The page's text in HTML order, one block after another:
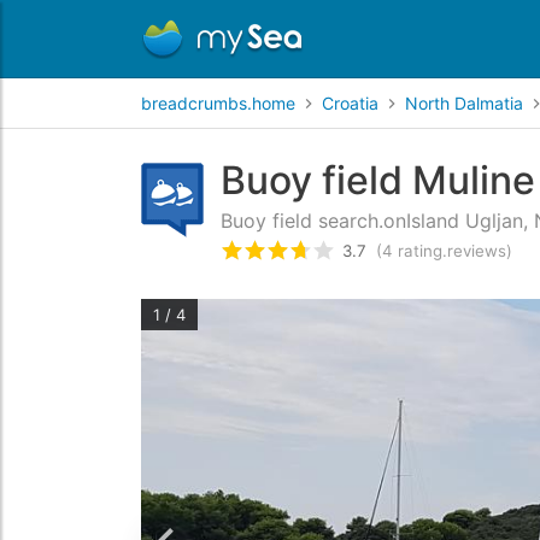
breadcrumbs.home Croatia North Dalmatia
Buoy field Muline
Buoy field search.onIsland
rating.rated3.7/5
3.7 (4 rating.reviews)
1 / 4